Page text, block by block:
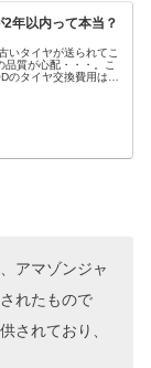
年以内って本当？
いタイヤが送られてこ
品質が心配・・・。こ
のタイヤ交換費用は、
アマゾンジャ
れたもので
されており、